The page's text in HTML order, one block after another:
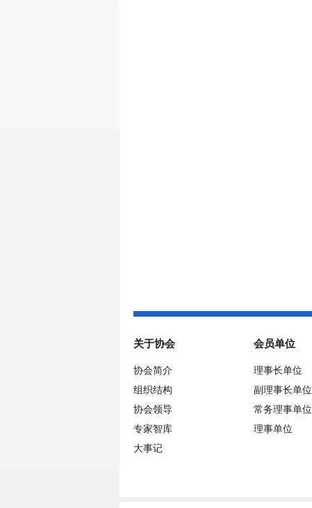
关于协会
协会简介
组织结构
协会领导
专家智库
大事记
会员单位
理事长单位
副理事长单位
常务理事单位
理事单位